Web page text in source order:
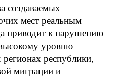
создаваемых
мест реальным
приводит к нарушению
уровню
республики,
миграции и